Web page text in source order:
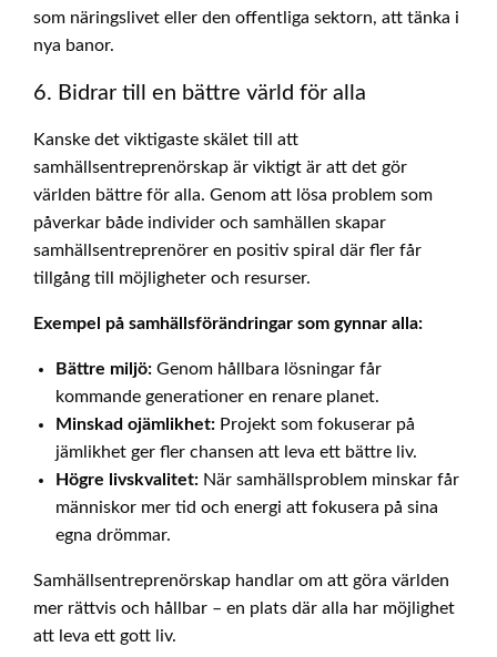
som näringslivet eller den offentliga sektorn, att tänka i
nya banor.
6. Bidrar till en bättre värld för alla
Kanske det viktigaste skälet till att
samhällsentreprenörskap är viktigt är att det gör
världen bättre för alla. Genom att lösa problem som
påverkar både individer och samhällen skapar
samhällsentreprenörer en positiv spiral där fler får
tillgång till möjligheter och resurser.
Exempel på samhällsförändringar som gynnar alla:
Bättre miljö: Genom hållbara lösningar får
kommande generationer en renare planet.
Minskad ojämlikhet: Projekt som fokuserar på
jämlikhet ger fler chansen att leva ett bättre liv.
Högre livskvalitet: När samhällsproblem minskar får
människor mer tid och energi att fokusera på sina
egna drömmar.
Samhällsentreprenörskap handlar om att göra världen
mer rättvis och hållbar – en plats där alla har möjlighet
att leva ett gott liv.